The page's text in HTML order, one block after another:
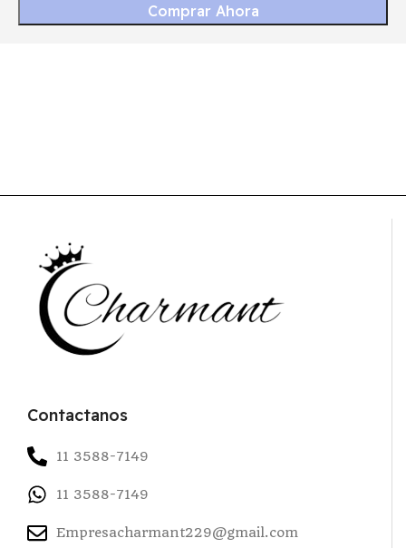
Comprar Ahora
Contactanos
11 3588-7149
11 3588-7149
Empresacharmant229@gmail.com